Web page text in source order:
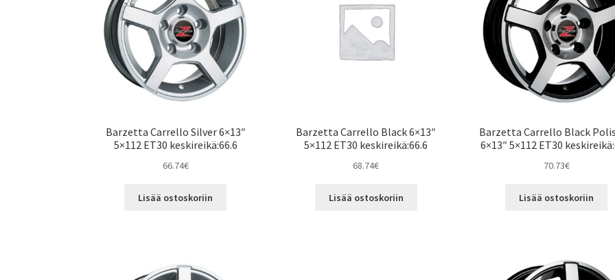
Barzetta Carrello Silver 6×13″
5×112 ET30 keskireikä:66.6
66.74€
Lisää ostoskoriin
Barzetta Carrello Black 6×13″
5×112 ET30 keskireikä:66.6
68.74€
Lisää ostoskoriin
Barzetta Carrello Black
6×13″ 5×112 ET30
70.73€
Lisää ostoskoriin